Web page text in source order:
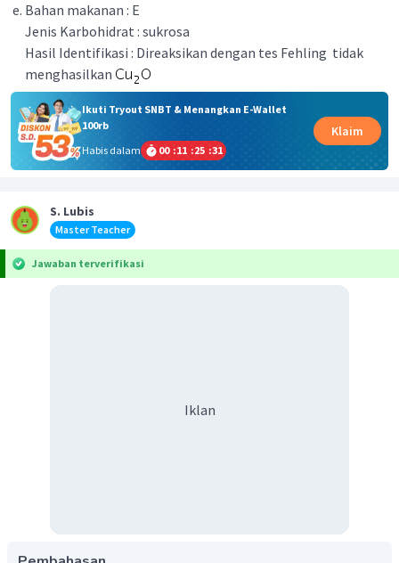
Bahan makanan : E
Jenis Karbohidrat : sukrosa
Hasil Identifikasi : Direaksikan dengan tes Fehling tidak
menghasilkan
Ikuti Tryout SNBT & Menangkan E-Wallet
100rb
Habis dalam
00 :11 :25 :31
Klaim
S. Lubis
Master Teacher
Jawaban terverifikasi
Iklan